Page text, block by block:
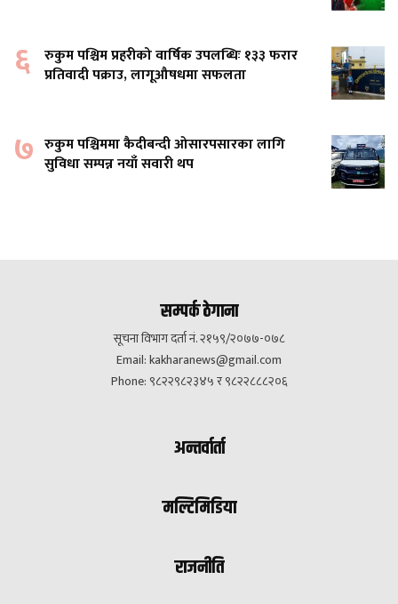
६ रुकुम पश्चिम प्रहरीको वार्षिक उपलब्धिः १३३ फरार
प्रतिवादी पक्राउ, लागूऔषधमा सफलता
७ रुकुम पश्चिममा कैदीबन्दी ओसारपसारका लागि
सुविधा सम्पन्न नयाँ सवारी थप
सम्पर्क ठेगाना
सूचना विभाग दर्ता नं. २१५९/२०७७-०७८
Email:kakharanews@gmail.com
Phone: ९८२२९८२३४५ र ९८२२८८८२०६
अन्तर्वार्ता
मल्टिमिडिया
राजनीति